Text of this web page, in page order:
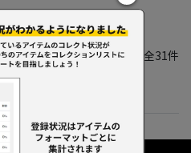
1件-20件／全31件